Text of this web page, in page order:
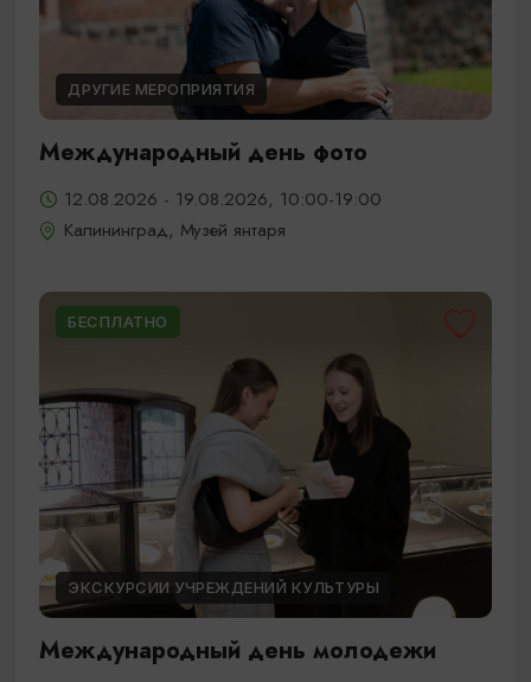
ДРУГИЕ МЕРОПРИЯТИЯ
Международный день фото
12.08.2026 - 19.08.2026, 10:00-19:00
Калининград, Музей янтаря
БЕСПЛАТНО
ЭКСКУРСИИ УЧРЕЖДЕНИЙ КУЛЬТУРЫ
Международный день молодежи